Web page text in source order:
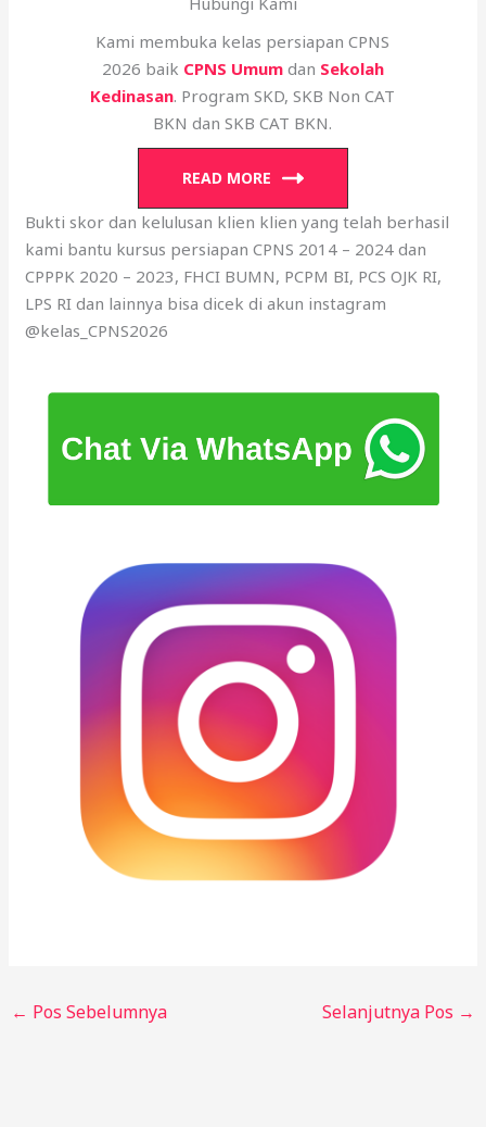
Kami membuka kelas persiapan CPNS
2026 baik CPNS Umumdan Sekolah
Kedinasan. Program SKD, SKB Non CAT
BKN dan SKB CAT BKN.
READ MORE
Bukti skor dan kelulusan klien klien yang telah berhasil
kami bantu kursus persiapan CPNS 2014 – 2024 dan
CPPPK 2020 – 2023, FHCI BUMN, PCPM BI, PCS OJK RI,
LPS RI dan lainnya bisa dicek di akun instagram
@kelas_CPNS2026
← Pos Sebelumnya Selanjutnya Pos →